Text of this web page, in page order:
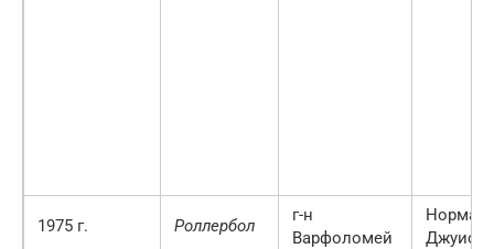
1975 г. Роллербол
г-н
Варфоломей
Норман